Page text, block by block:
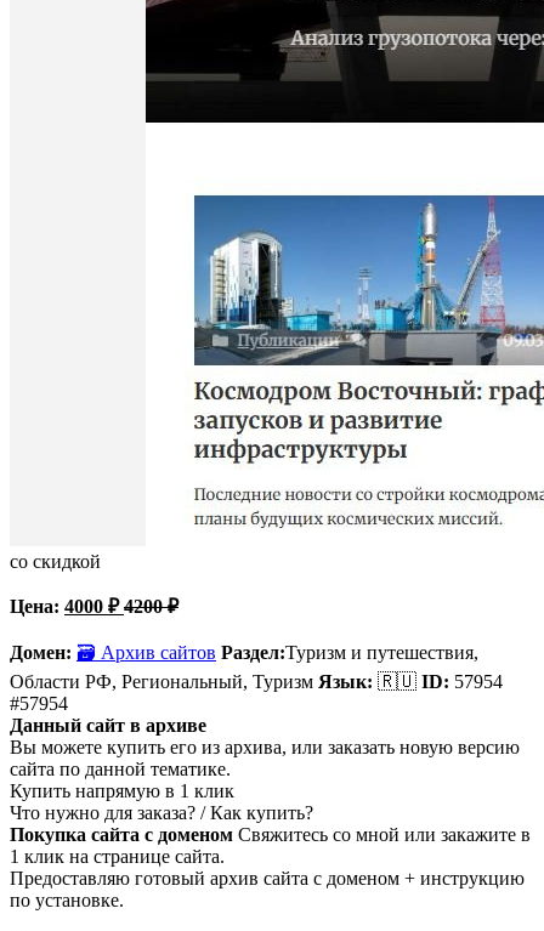
со скидкой
Цена: 4000 ₽ 4200₽
Домен: 🗃 Архив сайтов Раздел:Туризм и путешествия,
Области РФ, Региональный, Туризм Язык: 🇷🇺 ID: 57954
#57954
Данный сайт в архиве
Вы можете купить его из архива, или заказать новую версию
сайта по данной тематике.
Купить напрямую в 1 клик
Что нужно для заказа? / Как купить?
Покупка сайта с доменом Свяжитесь со мной или закажите в
1 клик на странице сайта.
Предоставляю готовый архив сайта с доменом + инструкцию
по установке.